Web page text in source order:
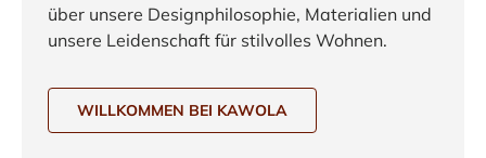
über unsere Designphilosophie, Materialien und
unsere Leidenschaft für stilvolles Wohnen.
WILLKOMMEN BEI KAWOLA